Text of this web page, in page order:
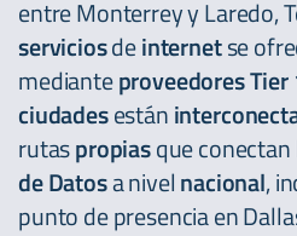
entre Monterrey y Laredo,
serviciosdeinternetse
medianteproveedores Tier
ciudadesestán
rutaspropiasque conectan
de Datosa nivelnacional,
punto de presencia en